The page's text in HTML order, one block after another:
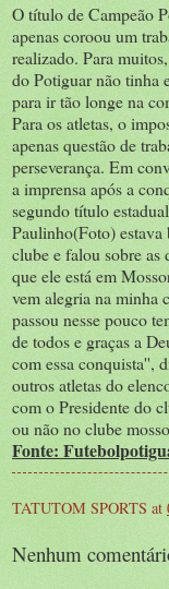
O título de Campeão
apenas coroou um
realizado. Para
do Potiguar não tinha
para ir tão longe na
Para os atletas, o
apenas questão de
perseverança. Em
a imprensa após a
segundo título
Paulinho(Foto)
clube e falou sobre as
que ele está em
vem alegria na minha
passou nesse pouco
de todos e graças a
com essa conquista'',
outros atletas do
com o Presidente do
ou não no clube
Fonte:
TATUTOM SPORTS at
Nenhum